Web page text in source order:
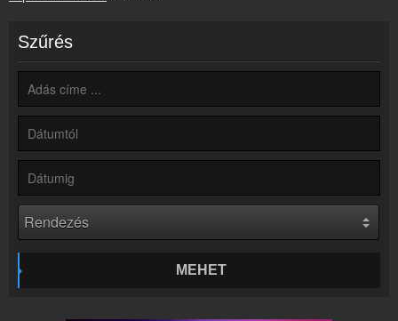
Webkamera
Hírek
Rádió 1 Békéscsaba kapcsolatos hírek
Kapcsolat
Írj nekünk!
Rádiós partnerek
Ágyazd be weboldaladba
Online rádió készítés
Készítés lépésről lépésre
Szűrés
MEHET